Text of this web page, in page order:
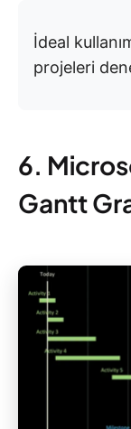
İdeal
projeleri
6.
Gantt